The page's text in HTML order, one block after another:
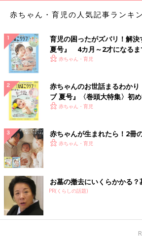
赤ちゃん・育児の人気記事ランキ
育児の困ったがズバリ！解
夏号』 4カ月～2才になるま
いっぱい！
赤ちゃん・育児
赤ちゃんのお世話まるわか
ブ 夏号』〈巻頭大特集〉初
く！ おっぱい・ミルクの基
赤ちゃん・育児
赤ちゃんが生まれたら！2冊
赤ちゃん・育児
お墓の撤去にいくらかかる？
PR(くらしの話題)